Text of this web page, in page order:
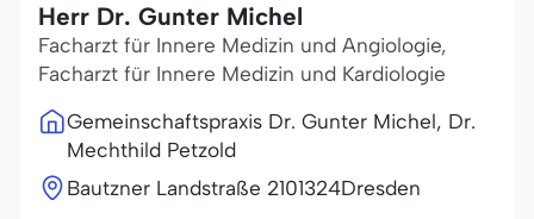
Herr Dr. Gunter Michel
Facharzt für Innere Medizin und Angiologie,
Facharzt für Innere Medizin und Kardiologie
Gemeinschaftspraxis Dr. Gunter Michel, Dr.
Mechthild Petzold
Bautzner Landstraße 2101324Dresden